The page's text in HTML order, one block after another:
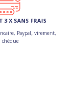
3 X SANS FRAIS
Paypal, virement,
chèque